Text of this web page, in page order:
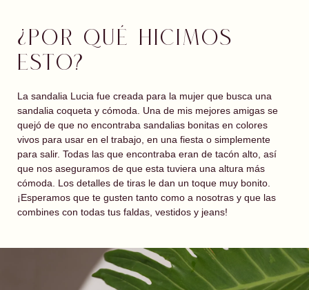
¿POR QUÉ HICIMOS
ESTO?
La sandalia Lucia fue creada para la mujer que busca una
sandalia coqueta y cómoda. Una de mis mejores amigas se
quejó de que no encontraba sandalias bonitas en colores
vivos para usar en el trabajo, en una fiesta o simplemente
para salir. Todas las que encontraba eran de tacón alto, así
que nos aseguramos de que esta tuviera una altura más
cómoda. Los detalles de tiras le dan un toque muy bonito.
¡Esperamos que te gusten tanto como a nosotras y que las
combines con todas tus faldas, vestidos y jeans!